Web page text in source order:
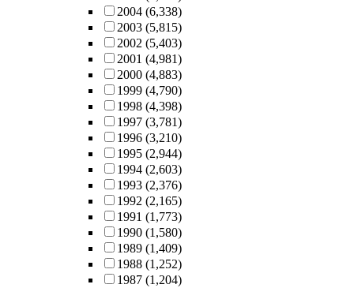
2004 (6,338)
2003 (5,815)
2002 (5,403)
2001 (4,981)
2000 (4,883)
1999 (4,790)
1998 (4,398)
1997 (3,781)
1996 (3,210)
1995 (2,944)
1994 (2,603)
1993 (2,376)
1992 (2,165)
1991 (1,773)
1990 (1,580)
1989 (1,409)
1988 (1,252)
1987 (1,204)